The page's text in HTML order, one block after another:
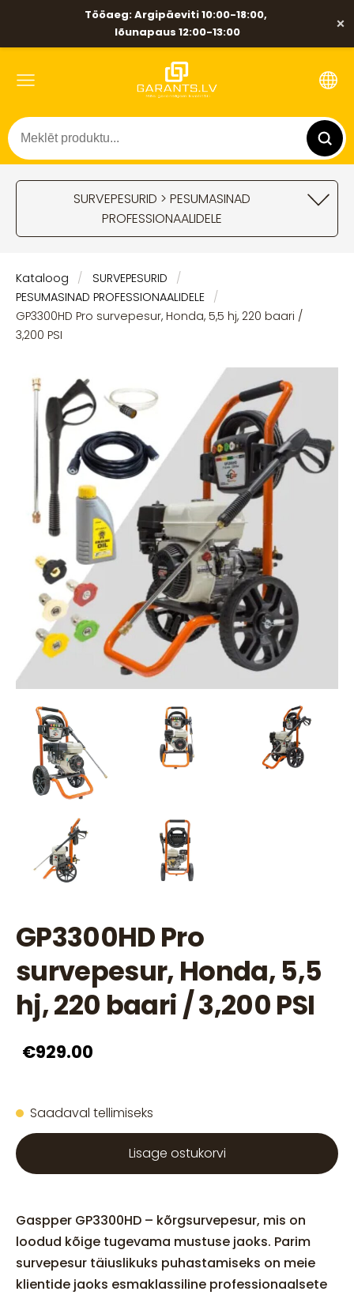
Tööaeg: Argipäeviti 10:00-18:00,
lõunapaus 12:00-13:00
×
SURVEPESURID > PESUMASINAD
PROFESSIONAALIDELE
Kataloog
SURVEPESURID
PESUMASINAD PROFESSIONAALIDELE
GP3300HD Pro survepesur, Honda, 5,5 hj, 220 baari /
3,200 PSI
GP3300HD Pro
survepesur, Honda, 5,5
hj, 220 baari / 3,200 PSI
€929.00
Saadaval tellimiseks
Lisage ostukorvi
Gaspper GP3300HD – kõrgsurvepesur, mis on
loodud kõige tugevama mustuse jaoks. Parim
survepesur täiuslikuks puhastamiseks on meie
klientide jaoks esmaklassiline professionaalsete